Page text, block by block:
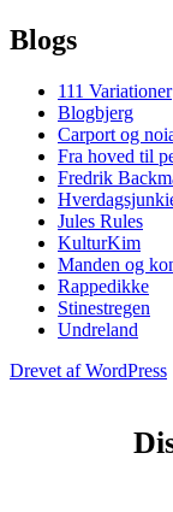
Blogs
111 Variationer
Blogbjerg
Carport og
Fra hoved til
Fredrik
Jules Rules
KulturKim
Manden og
Rappedikke
Stinestregen
Undreland
Drevet af WordPress